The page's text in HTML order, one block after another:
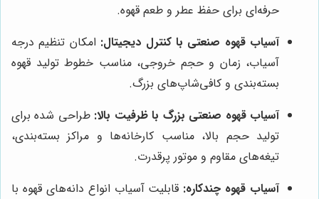
حرفه‌ای برای حفظ عطر و طعم قهوه.
آسیاب قهوه صنعتی با کنترل دیجیتال: امکان تنظیم درجه
آسیاب، زمان و حجم خروجی، مناسب خطوط تولید قهوه
بسته‌بندی و کافی‌شاپ‌های بزرگ.
آسیاب قهوه صنعتی بزرگ با ظرفیت بالا: طراحی شده برای
تولید حجم بالا، مناسب کارخانه‌ها و مراکز بسته‌بندی،
تیغه‌های مقاوم و موتور پرقدرت.
آسیاب قهوه چندکاره: قابلیت آسیاب انواع دانه‌های قهوه با